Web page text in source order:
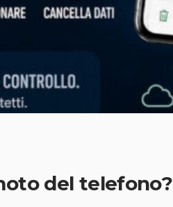
del telefono?